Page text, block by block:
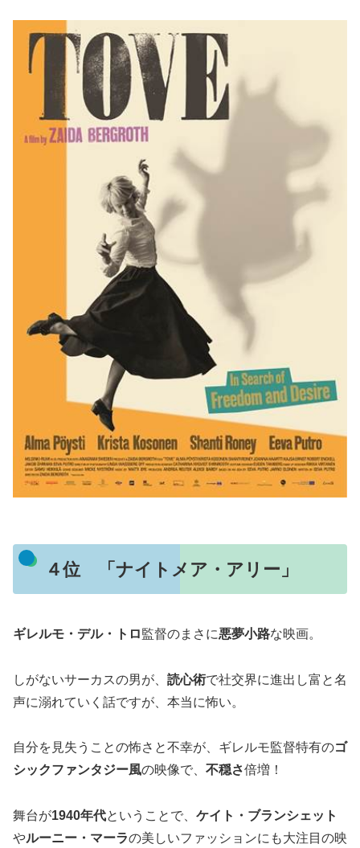
４位 「ナイトメア・アリー」
ギレルモ・デル・トロ監督のまさに悪夢小路な映画。
しがないサーカスの男が、 読心術で社交界に進出し富と名
声に溺れていく話ですが、本当に怖い。
自分を見失うことの怖さと不幸が、ギレルモ監督特有のゴ
シックファンタジー風の映像で、 不穏さ倍増！
舞台が1940年代ということで、 ケイト・ブランシェット
やルーニー・マーラの美しいファッションにも大注目の映